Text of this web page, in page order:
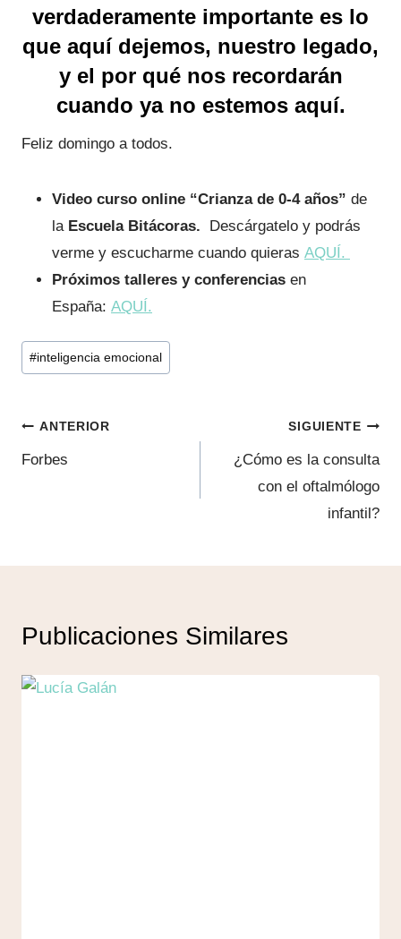
verdaderamente importante es lo
que aquí dejemos, nuestro legado,
y el por qué nos recordarán
cuando ya no estemos aquí.
Feliz domingo a todos.
Video curso online “Crianza de 0-4 años” de
la Escuela Bitácoras. Descárgatelo y podrás
verme y escucharme cuando quieras AQUÍ.
Próximos talleres y conferencias en
España: AQUÍ.
Etiquetas
de
entrada:
#inteligencia emocional
Navegación
de
ANTERIOR
Forbes
SIGUIENTE
¿Cómo es la consulta
con el oftalmólogo
infantil?
Publicaciones Similares